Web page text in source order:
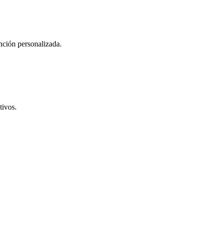
personalizada.